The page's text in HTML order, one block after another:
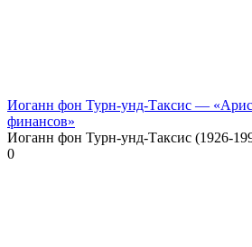
Иоганн фон Турн-унд-Таксис —
финансов»
Иоганн фон Турн-унд-Таксис (1926-
0